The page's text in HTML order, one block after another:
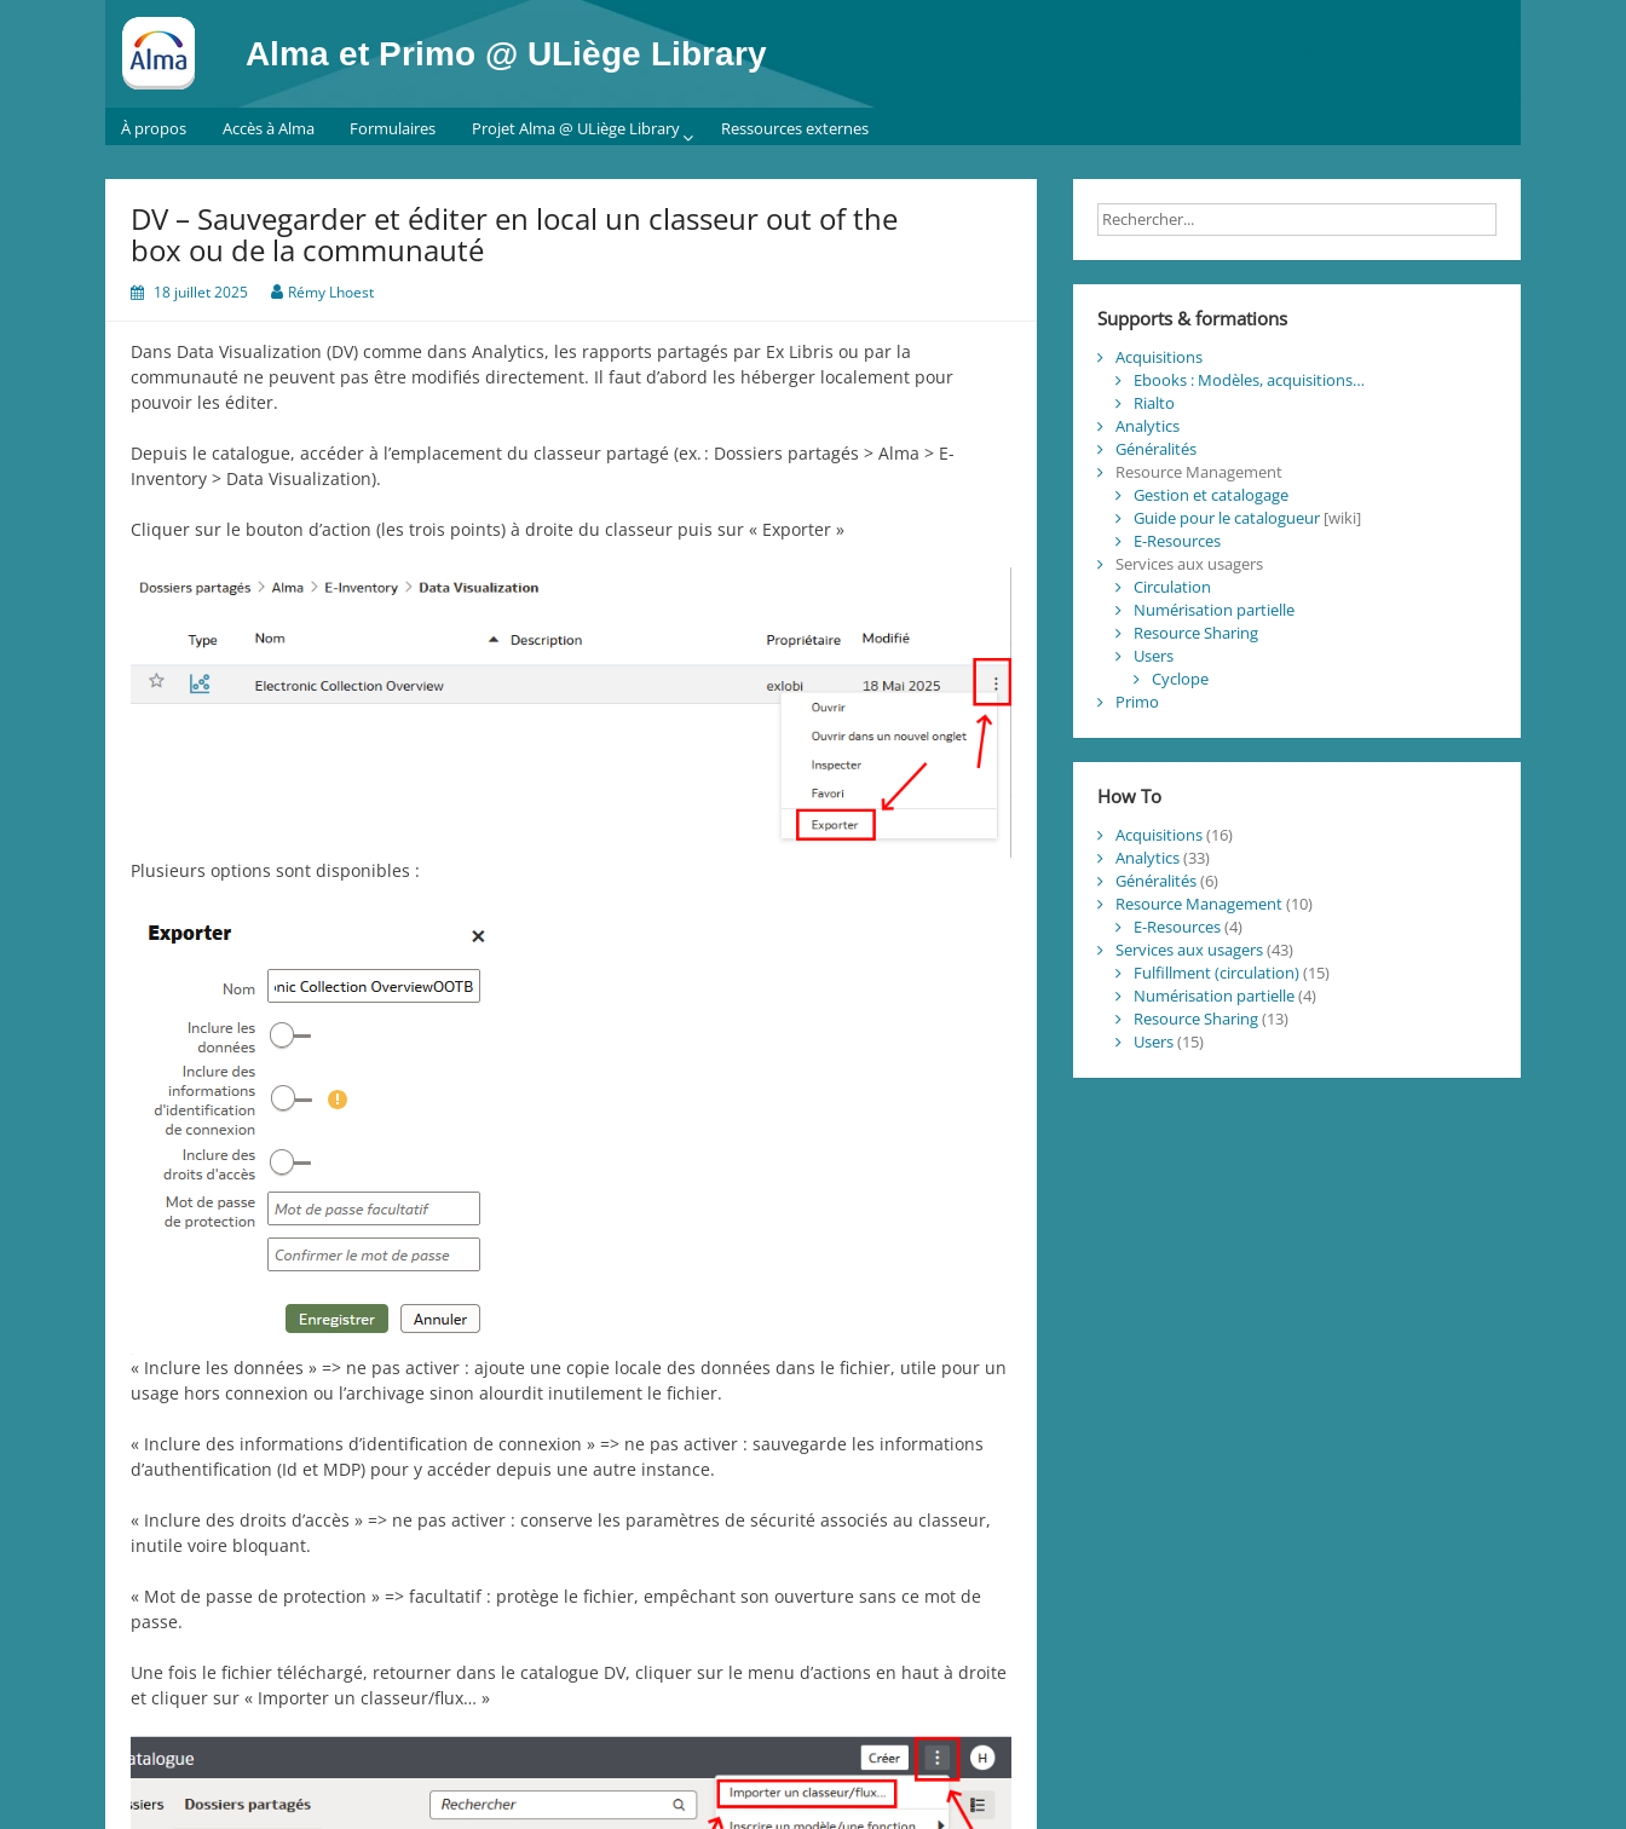
Alma et Primo @ ULiège Library
À propos Accès à Alma Formulaires Projet Alma @ ULiège Library Ressources externes
DV – Sauvegarder et éditer en local un classeur out of the
box ou de la communauté
18 juillet 2025 Rémy Lhoest
Dans Data Visualization (DV) comme dans Analytics, les rapports partagés par Ex Libris ou par la
communauté ne peuvent pas être modifiés directement. Il faut d’abord les héberger localement pour
pouvoir les éditer.
Depuis le catalogue, accéder à l’emplacement du classeur partagé (ex. : Dossiers partagés > Alma > E-
Inventory > Data Visualization).
Cliquer sur le bouton d’action (les trois points) à droite du classeur puis sur « Exporter »
Plusieurs options sont disponibles :
« Inclure les données » => ne pas activer : ajoute une copie locale des données dans le fichier, utile pour un
usage hors connexion ou l’archivage sinon alourdit inutilement le fichier.
« Inclure des informations d’identification de connexion » => ne pas activer : sauvegarde les informations
d’authentification (Id et MDP) pour y accéder depuis une autre instance.
« Inclure des droits d’accès » => ne pas activer : conserve les paramètres de sécurité associés au classeur,
inutile voire bloquant.
« Mot de passe de protection » => facultatif : protège le fichier, empêchant son ouverture sans ce mot de
passe.
Une fois le fichier téléchargé, retourner dans le catalogue DV, cliquer sur le menu d’actions en haut à droite
et cliquer sur « Importer un classeur/flux… »
Supports & formations
Acquisitions
Ebooks : Modèles, acquisitions…
Rialto
Analytics
Généralités
Resource Management
Gestion et catalogage
Guide pour le catalogueur[wiki]
E-Resources
Services aux usagers
Circulation
Numérisation partielle
Resource Sharing
Users
Cyclope
Primo
How To
Acquisitions(16)
Analytics(33)
Généralités(6)
Resource Management(10)
E-Resources(4)
Services aux usagers(43)
Fulfillment (circulation)(15)
Numérisation partielle(4)
Resource Sharing(13)
Users(15)